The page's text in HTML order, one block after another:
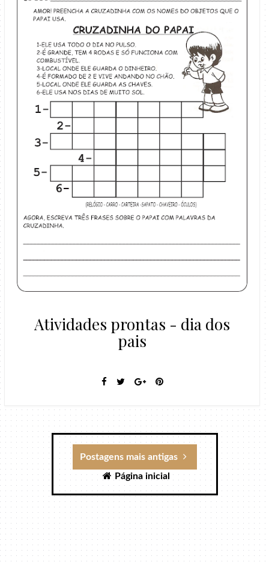
Atividades prontas - dia dos
pais
Postagens mais antigas
Página inicial